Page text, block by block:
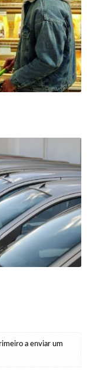
a enviar um